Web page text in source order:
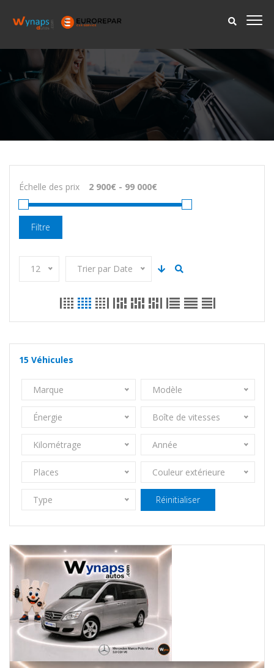
Échelle des prix
Filtre
12 Trier par Date
15 Véhicules
Marque Modèle
Énergie Boîte de vitesses
Kilométrage Année
Places Couleur extérieure
Type Réinitialiser